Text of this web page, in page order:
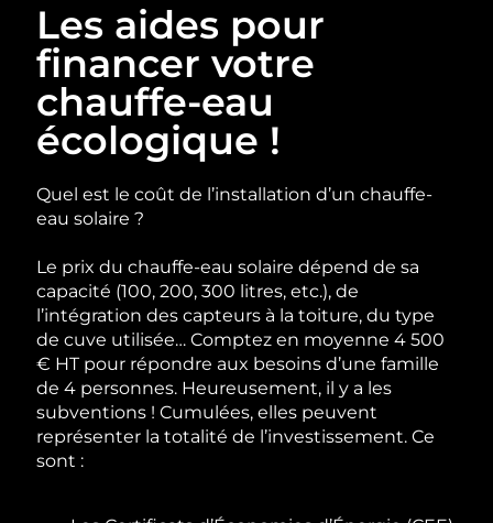
Les aides pour
financer votre
chauffe-eau
écologique !
Quel est le coût de l’installation d’un chauffe-
eau solaire ?
Le prix du chauffe-eau solaire dépend de sa
capacité (100, 200, 300 litres, etc.), de
l’intégration des capteurs à la toiture, du type
de cuve utilisée… Comptez en moyenne 4 500
€ HT pour répondre aux besoins d’une famille
de 4 personnes. Heureusement, il y a les
subventions ! Cumulées, elles peuvent
représenter la totalité de l’investissement. Ce
sont :